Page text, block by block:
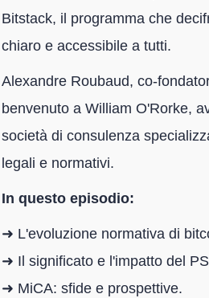
Bitstack, il programma che
chiaro e accessibile a tutti.
Alexandre Roubaud, co-
benvenuto a William O'Rorke,
società di consulenza
legali e normativi.
In questo episodio:
➜ L'evoluzione normativa di
➜ Il significato e l'impatto del
➜ MiCA: sfide e prospettive.